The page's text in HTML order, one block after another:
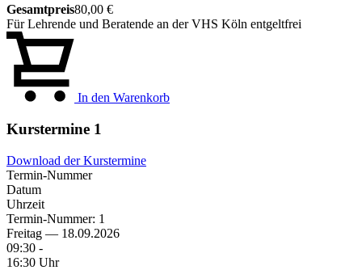
Gesamtpreis80,00 €
Für Lehrende und Beratende an der VHS Köln entgeltfrei
In den Warenkorb
Kurstermine 1
Download der Kurstermine
Termin-Nummer
Datum
Uhrzeit
Termin-Nummer: 1
Freitag — 18.09.2026
09:30 -
16:30 Uhr